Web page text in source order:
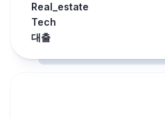
Real_estate
Tech
대출